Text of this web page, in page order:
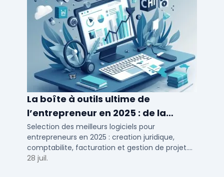
La boîte à outils ultime de
l’entrepreneur en 2025 : de la
création à la gestion
Selection des meilleurs logiciels pour
entrepreneurs en 2025 : creation juridique,
comptabilite, facturation et gestion de projet.
Outils adaptes aux TPE, PME et independants en
28 juil.